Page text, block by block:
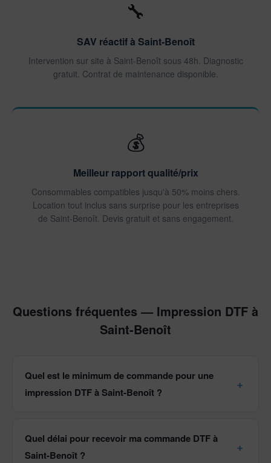
🔧
SAV réactif à Saint-Benoît
Intervention sur site à Saint-Benoît sous 48h. Diagnostic
gratuit. Contrat de maintenance disponible.
💰
Meilleur rapport qualité/prix
Consommables compatibles jusqu'à 50% moins chers.
Location tout inclus sans surprise pour les entreprises
de Saint-Benoît. Devis gratuit et sans engagement.
Questions fréquentes — Impression DTF à
Saint-Benoît
Quel est le minimum de commande pour une
impression DTF à Saint-Benoît ?
Quel délai pour recevoir ma commande DTF à
Saint-Benoît ?